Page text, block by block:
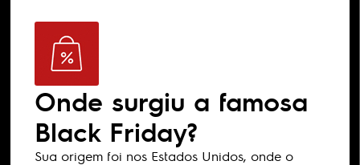
Onde surgiu a famosa
Black Friday?
Sua origem foi nos Estados Unidos, onde o